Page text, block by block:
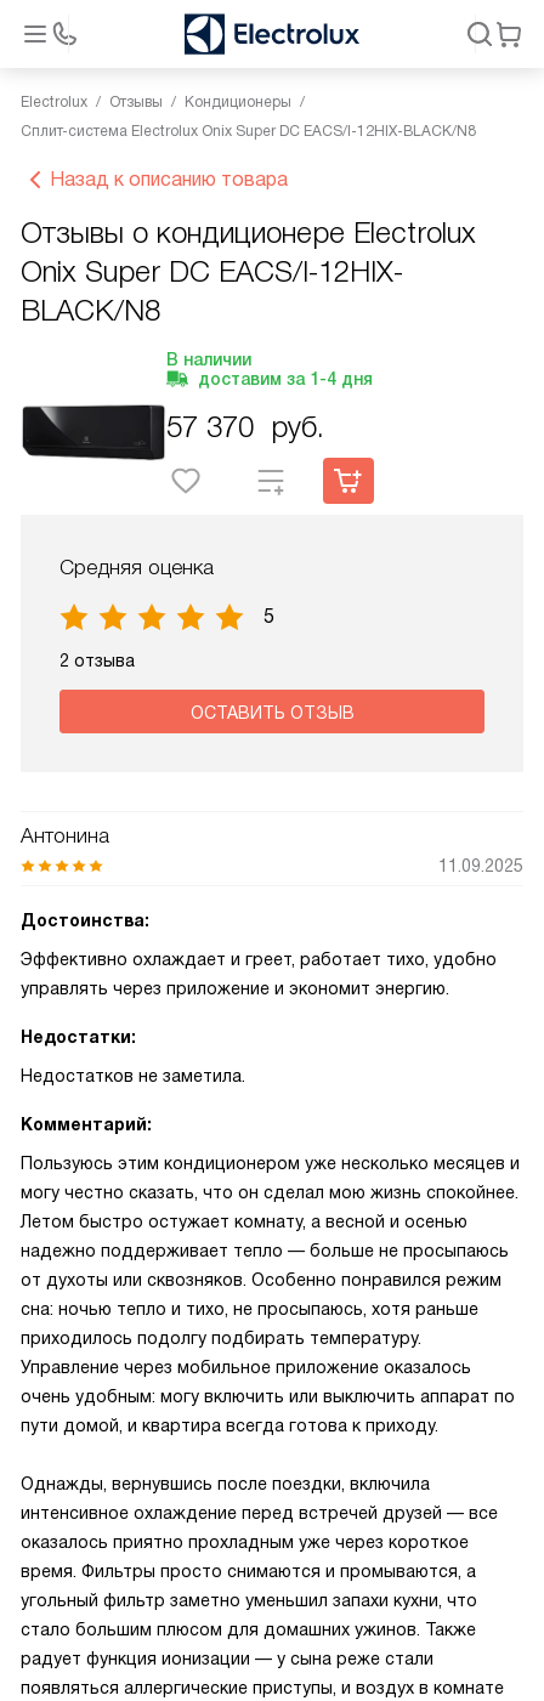
Electrolux Отзывы
Кондиционеры
Сплит-система Electrolux Onix Super DC EACS/I-12HIX-BLACK/N8
Назад к описанию товара
Отзывы о кондиционере Electrolux
Onix Super DC EACS/I-12HIX-
BLACK/N8
В наличии
доставим за 1-4 дня
57 370 руб.
Средняя оценка
5
2 отзыва
ОСТАВИТЬ ОТЗЫВ
Антонина
11.09.2025
Достоинства:
Эффективно охлаждает и греет, работает тихо, удобно
управлять через приложение и экономит энергию.
Недостатки:
Недостатков не заметила.
Комментарий:
Пользуюсь этим кондиционером уже несколько месяцев и
могу честно сказать, что он сделал мою жизнь спокойнее.
Летом быстро остужает комнату, а весной и осенью
надежно поддерживает тепло — больше не просыпаюсь
от духоты или сквозняков. Особенно понравился режим
сна: ночью тепло и тихо, не просыпаюсь, хотя раньше
приходилось подолгу подбирать температуру.
Управление через мобильное приложение оказалось
очень удобным: могу включить или выключить аппарат по
пути домой, и квартира всегда готова к приходу.
Однажды, вернувшись после поездки, включила
интенсивное охлаждение перед встречей друзей — все
оказалось приятно прохладным уже через короткое
время. Фильтры просто снимаются и промываются, а
угольный фильтр заметно уменьшил запахи кухни, что
стало большим плюсом для домашних ужинов. Также
радует функция ионизации — у сына реже стали
появляться аллергические приступы, и воздух в комнате